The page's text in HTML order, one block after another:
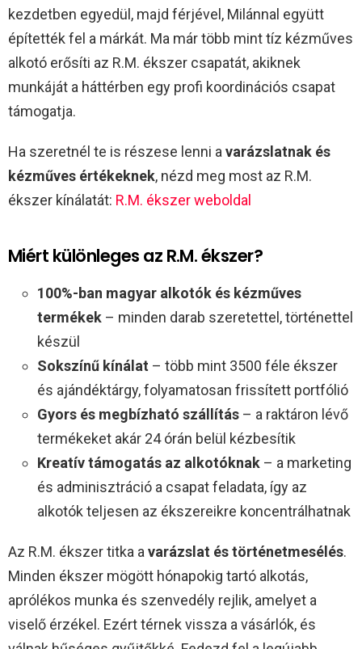
kezdetben egyedül, majd férjével, Milánnal együtt
építették fel a márkát. Ma már több mint tíz kézműves
alkotó erősíti az R.M. ékszer csapatát, akiknek
munkáját a háttérben egy profi koordinációs csapat
támogatja.
Ha szeretnél te is részese lenni a varázslatnak és
kézműves értékeknek, nézd meg most az R.M.
ékszer kínálatát: R.M. ékszer weboldal
Miért különleges az R.M. ékszer?
100%-ban magyar alkotók és kézműves
termékek – minden darab szeretettel, történettel
készül
Sokszínű kínálat – több mint 3500 féle ékszer
és ajándéktárgy, folyamatosan frissített portfólió
Gyors és megbízható szállítás – a raktáron lévő
termékeket akár 24 órán belül kézbesítik
Kreatív támogatás az alkotóknak – a marketing
és adminisztráció a csapat feladata, így az
alkotók teljesen az ékszereikre koncentrálhatnak
Az R.M. ékszer titka a varázslat és történetmesélés.
Minden ékszer mögött hónapokig tartó alkotás,
aprólékos munka és szenvedély rejlik, amelyet a
viselő érzékel. Ezért térnek vissza a vásárlók, és